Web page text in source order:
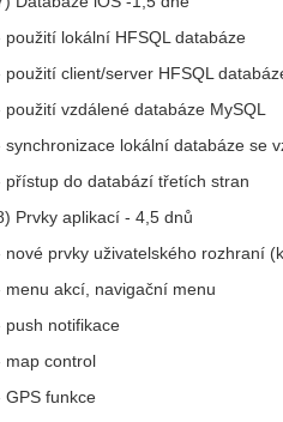
použití lokální HFSQL databáze
použití client/server HFSQL
použití vzdálené databáze MySQL
synchronizace lokální databáze se
přístup do databází třetích stran
Prvky aplikací - 4,5 dnů
nové prvky uživatelského rozhraní
menu akcí, navigační menu
push notifikace
map control
GPS funkce